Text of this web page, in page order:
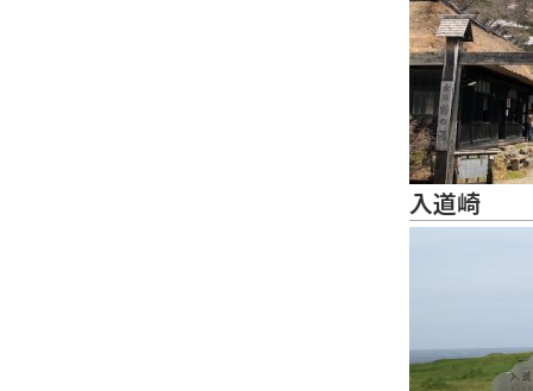
入道崎